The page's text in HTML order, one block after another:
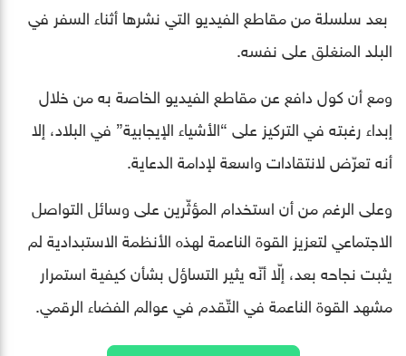
بعد سلسلة من مقاطع الفيديو التي نشرها أثناء السفر في
البلد المنغلق على نفسه.
ومع أن كول دافع عن مقاطع الفيديو الخاصة به من خلال
إبداء رغبته في التركيز على “الأشياء الإيجابية” في البلاد، إلا
أنه تعرّض لانتقادات واسعة لإدامة الدعاية.
وعلى الرغم من أن استخدام المؤثّرين على وسائل التواصل
الاجتماعي لتعزيز القوة الناعمة لهذه الأنظمة الاستبدادية لم
يثبت نجاحه بعد، إلّا أنّه يثير التساؤل بشأن كيفية استمرار
مشهد القوة الناعمة في التّقدم في عوالم الفضاء الرقمي.